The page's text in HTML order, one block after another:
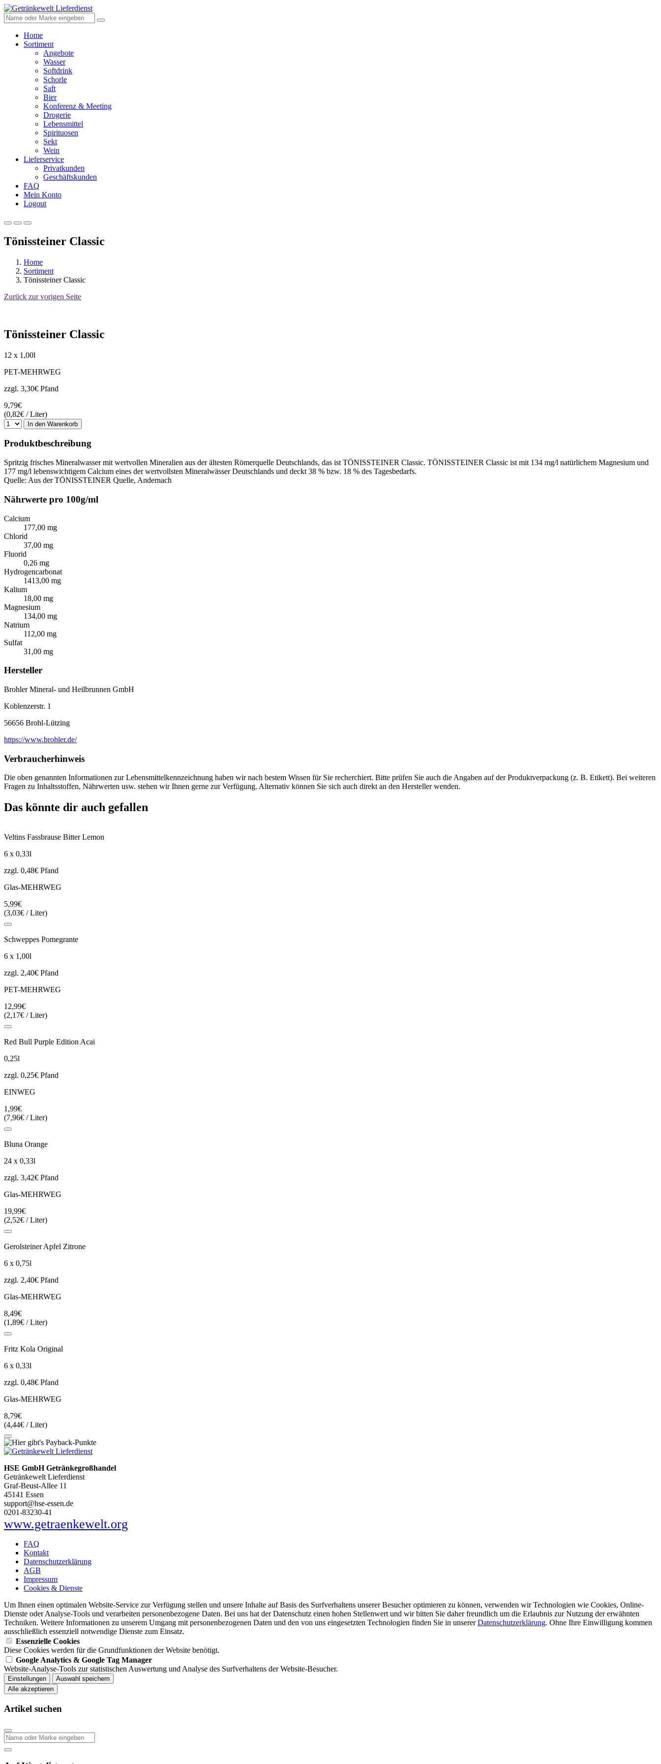
Home
Sortiment
Angebote
Wasser
Softdrink
Schorle
Saft
Bier
Konferenz & Meeting
Drogerie
Lebensmittel
Spirituosen
Sekt
Wein
Lieferservice
Privatkunden
Geschäftskunden
FAQ
Mein Konto
Logout
Tönissteiner Classic
Home
Sortiment
Tönissteiner Classic
Zurück zur vorigen Seite
Tönissteiner Classic
12 x 1,00l
PET-MEHRWEG
zzgl. 3,30€ Pfand
9,79€
(0,82€ / Liter)
In den Warenkorb
Produktbeschreibung
Spritzig frisches Mineralwasser mit wertvollen Mineralien aus der ältesten Römerquelle Deutschlands, das ist TÖNISSTEINER Classic. TÖNISSTEINER Classic ist mit 134 mg/l natürlichem Magnesium und
177 mg/l lebenswichtigem Calcium eines der wertvollsten Mineralwässer Deutschlands und deckt 38 % bzw. 18 % des Tagesbedarfs.
Quelle: Aus der TÖNISSTEINER Quelle, Andernach
Nährwerte pro 100g/ml
Calcium
177,00 mg
Chlorid
37,00 mg
Fluorid
0,26 mg
Hydrogencarbonat
1413,00 mg
Kalium
18,00 mg
Magnesium
134,00 mg
Natrium
112,00 mg
Sulfat
31,00 mg
Hersteller
Brohler Mineral- und Heilbrunnen GmbH
Koblenzerstr. 1
56656 Brohl-Lützing
https://www.brohler.de/
Verbraucherhinweis
Die oben genannten Informationen zur Lebensmittelkennzeichnung haben wir nach bestem Wissen für Sie recherchiert. Bitte prüfen Sie auch die Angaben auf der Produktverpackung (z. B. Etikett). Bei weiteren
Fragen zu Inhaltsstoffen, Nährwerten usw. stehen wir Ihnen gerne zur Verfügung. Alternativ können Sie sich auch direkt an den Hersteller wenden.
Das könnte dir auch gefallen
Veltins Fassbrause Bitter Lemon
6 x 0,33l
zzgl. 0,48€ Pfand
Glas-MEHRWEG
5,99€
(3,03€ / Liter)
Schweppes Pomegrante
6 x 1,00l
zzgl. 2,40€ Pfand
PET-MEHRWEG
12,99€
(2,17€ / Liter)
Red Bull Purple Edition Acai
0,25l
zzgl. 0,25€ Pfand
EINWEG
1,99€
(7,96€ / Liter)
Bluna Orange
24 x 0,33l
zzgl. 3,42€ Pfand
Glas-MEHRWEG
19,99€
(2,52€ / Liter)
Gerolsteiner Apfel Zitrone
6 x 0,75l
zzgl. 2,40€ Pfand
Glas-MEHRWEG
8,49€
(1,89€ / Liter)
Fritz Kola Original
6 x 0,33l
zzgl. 0,48€ Pfand
Glas-MEHRWEG
8,79€
(4,44€ / Liter)
HSE GmbH Getränkegroßhandel
Getränkewelt Lieferdienst
Graf-Beust-Allee 11
45141 Essen
support@hse-essen.de
0201-83230-41
www.getraenkewelt.org
FAQ
Kontakt
Datenschutzerklärung
AGB
Impressum
Cookies & Dienste
Um Ihnen einen optimalen Website-Service zur Verfügung stellen und unsere Inhalte auf Basis des Surfverhaltens unserer Besucher optimieren zu können, verwenden wir Technologien wie Cookies, Online-
Dienste oder Analyse-Tools und verarbeiten personenbezogene Daten. Bei uns hat der Datenschutz einen hohen Stellenwert und wir bitten Sie daher freundlich um die Erlaubnis zur Nutzung der erwähnten
Techniken. Weitere Informationen zu unserem Umgang mit personenbezogenen Daten und den von uns eingesetzten Technologien finden Sie in unsererDatenschutzerklärung. Ohne Ihre Einwilligung kommen
ausschließlich essenziell notwendige Dienste zum Einsatz.
Essenzielle Cookies
Diese Cookies werden für die Grundfunktionen der Website benötigt.
Google Analytics & Google Tag Manager
Website-Analyse-Tools zur statistischen Auswertung und Analyse des Surfverhaltens der Website-Besucher.
Einstellungen
Auswahl speichern
Alle akzeptieren
Artikel suchen